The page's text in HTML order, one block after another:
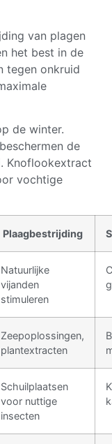
van plagen
het best in de
tegen onkruid
de winter.
de
Knoflookextract
vochtige
Plaagbestrijding
Natuurlijke
vijanden
stimuleren
Zeepoplossingen,
plantextracten
Schuilplaatsen
voor nuttige
insecten